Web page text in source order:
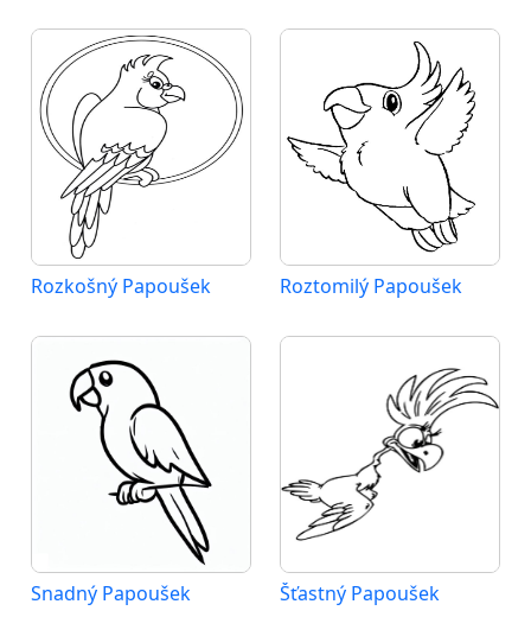
Rozkošný Papoušek Roztomilý Papoušek
Snadný Papoušek Šťastný Papoušek